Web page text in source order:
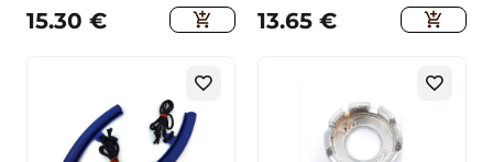
15.30 € 13.65 €